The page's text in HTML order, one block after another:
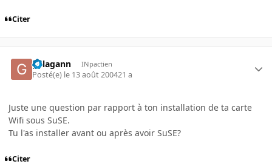
Citer
galagann INpactien
Posté(e) le 13 août 200421 a
Juste une question par rapport à ton installation de ta carte
Wifi sous SuSE.
Tu l'as installer avant ou après avoir SuSE?
Citer